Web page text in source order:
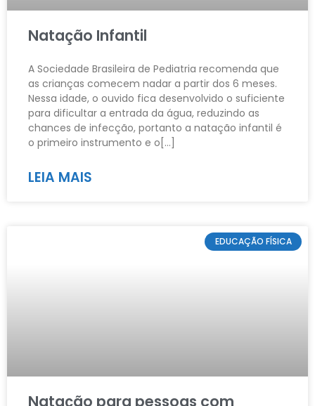
Natação Infantil
A Sociedade Brasileira de Pediatria recomenda que
as crianças comecem nadar a partir dos 6 meses.
Nessa idade, o ouvido fica desenvolvido o suficiente
para dificultar a entrada da água, reduzindo as
chances de infecção, portanto a natação infantil é
o primeiro instrumento e o[…]
LEIA MAIS
EDUCAÇÃO FÍSICA
Natação para pessoas com